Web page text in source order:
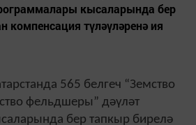
кысаларында бер
компенсация түләүләренә ия
565 белгеч “Земство
фельдшеры” дәүләт
бер тапкыр бирелә